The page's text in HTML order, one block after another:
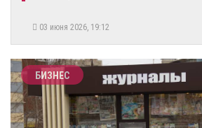
03 июня 2026, 19:12
БИЗНЕС